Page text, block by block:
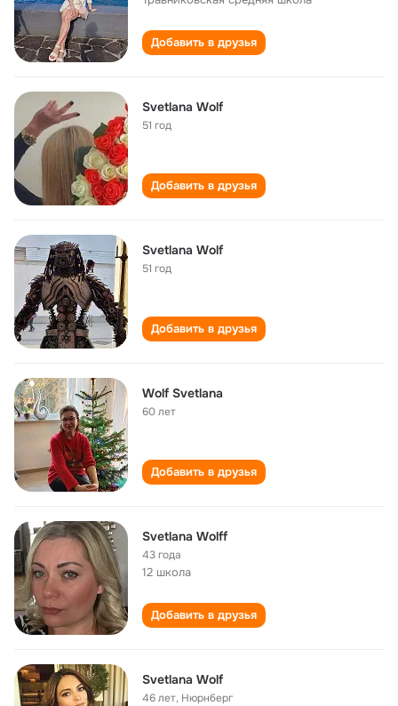
Добавить в друзья
Svetlana Wolf
51 год
Добавить в друзья
Svetlana Wolf
51 год
Добавить в друзья
Wolf Svetlana
60 лет
Добавить в друзья
Svetlana Wolff
43 года
12 школа
Добавить в друзья
Svetlana Wolf
46 лет, Нюрнберг